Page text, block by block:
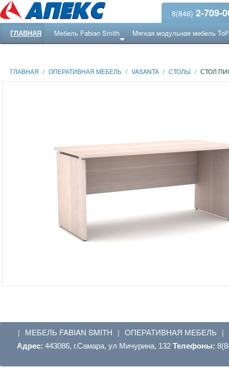
8(846) 2-709-
ГЛАВНАЯ Мебель Fabian Smith Мягкая модульная мебель
ГЛАВНАЯ / ОПЕРАТИВНАЯ МЕБЕЛЬ / VASANTA / СТОЛЫ / СТОЛ
| МЕБЕЛЬ FABIAN SMITH | ОПЕРАТИВНАЯ МЕБЕЛЬ |
Адрес: 443086, г.Самара, ул Мичурина, 132 Телефоны: